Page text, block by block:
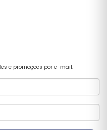
e promoções por e-mail.